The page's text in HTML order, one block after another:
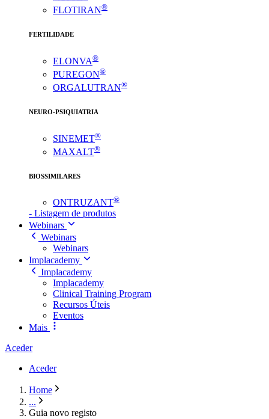
FLOTIRAN®
FERTILIDADE
ELONVA®
PUREGON®
ORGALUTRAN®
NEURO-PSIQUIATRIA
SINEMET®
MAXALT®
BIOSSIMILARES
ONTRUZANT®
- Listagem de produtos
Webinars
Webinars
Webinars
Implacademy
Implacademy
Implacademy
Clinical Training Program
Recursos Úteis
Eventos
Mais
Aceder
Aceder
Home
...
Guia novo registo